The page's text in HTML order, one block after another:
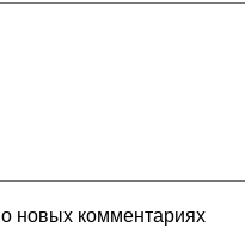
новых комментариях